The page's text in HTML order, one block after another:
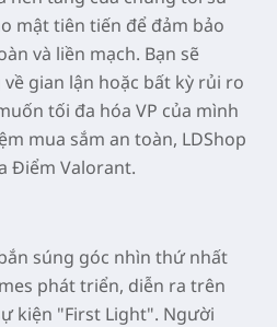
mật tiên tiến để đảm bảo
và liền mạch. Bạn sẽ
gian lận hoặc bất kỳ rủi ro
tối đa hóa VP của mình
mua sắm an toàn, LDShop
Điểm Valorant.
súng góc nhìn thứ nhất
phát triển, diễn ra trên
kiện "First Light". Người